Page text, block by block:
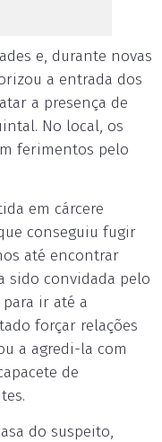
e, durante novas
a entrada dos
a presença de
No local, os
ferimentos pelo
em cárcere
conseguiu fugir
até encontrar
sido convidada pelo
ir até a
forçar relações
a agredi-la com
de
do suspeito,